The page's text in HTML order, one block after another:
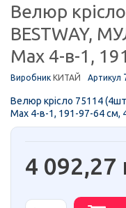
Велюр
BESTWAY,
Max 4-в-1,
Виробник КИТАЙ Артикул
Велюр крісло 75114
Max 4-в-1, 191-97-64 см,
4 092,27